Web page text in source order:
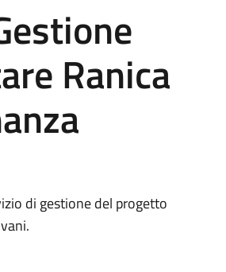
Ranica
di gestione del progetto